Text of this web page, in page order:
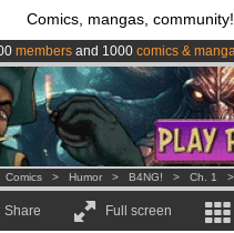
Comics, mangas, community!
members and 1000 comics &
is now LIVE!.
from3.95 euros per month !
Comics > Humor > B4NG! > Ch. 1
Share Full screen